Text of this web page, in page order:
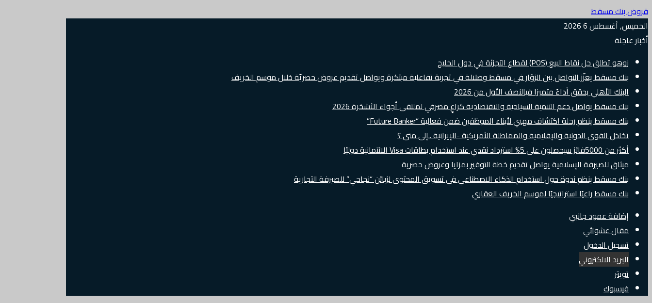
قروض بنك مسقط
الخميس, أغسطس 6 2026
أخبار عاجلة
زوهو تطلق حل نقاط البيع (POS) لقطاع التجزئة في دول الخليج
بنك مسقط يعزّز التواصل بين الزوّار في مسقط وصلالة في تجربة تفاعلية مبتكرة ويواصل تقديم عروض حصريّة خلال موسم الخريف
البنك الأهلي يحقق أداءً متميزا فيالنصف الأول من 2026
بنك مسقط يواصل دعم التنمية السياحية والاقتصادية كراعٍ مصرفي لملتقى أجواء الأشخرة 2026
بنك مسقط ينظم رحلة اكتشاف مهني لأبناء الموظفين ضمن فعالية “Future Banker”
تخاذل القوى الدولية والإقليمية والمماطلة الأمريكية -الإيرانية ..إلى متى ؟
أكثر من 5000فائز سيحصلون على 5% استرداد نقدي عند استخدام بطاقات Visa الائتمانية دوليًا
ميثاق للصيرفة الإسلامية يواصل تقديم خطة التوفير بمزايا وعروض حصرية
بنك مسقط ينظم ندوة حول استخدام الذكاء الاصطناعي في تسويق المحتوى لزبائن “نجاحي” للصيرفة التجارية
بنك مسقط راعيًا استراتيجيًا لموسم الخريف العقاري
إضافة عمود جانبي
مقال عشوائي
تسجيل الدخول
البريد الالكتروني
تويتر
فيسبوك